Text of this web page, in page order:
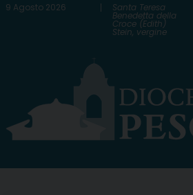
Skip
9 Agosto 2026 Santa Teresa
Benedetta della
Croce (Edith)
Stein, vergine